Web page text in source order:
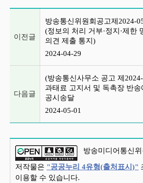
이전글
방송통신위원회공고제2024-
(정보의 처리 거부·정지·제한
의견 제출 통지)
2024-04-29
다음글
(방송통신사무소 공고 제
과태료 고지서 및 독촉장 반송
공시송달
2024-05-01
방송미디어통신
저작물은 "공공누리 4유형(출처표시)"
이용할 수 있습니다.